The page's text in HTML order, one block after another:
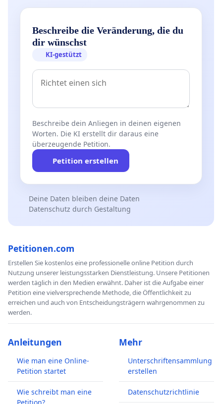
Beschreibe die Veränderung, die du
dir wünschst
KI-gestützt
Beschreibe dein Anliegen in deinen eigenen
Worten. Die KI erstellt dir daraus eine
überzeugende Petition.
Petition erstellen
Deine Daten bleiben deine Daten
Datenschutz durch Gestaltung
Petitionen.com
Erstellen Sie kostenlos eine professionelle online Petition durch
Nutzung unserer leistungsstarken Dienstleistung. Unsere Petitionen
werden täglich in den Medien erwähnt. Daher ist die Aufgabe einer
Petition eine vielversprechende Methode, die Öffentlichkeit zu
erreichen und auch von Entscheidungsträgern wahrgenommen zu
werden.
Anleitungen
Wie man eine Online-
Petition startet
Wie schreibt man eine
Mehr
Unterschriftensammlung
erstellen
Datenschutzrichtlinie